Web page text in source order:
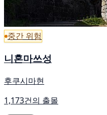
중간 위험
니혼마쓰성
후쿠시마현
1,173건의 출몰